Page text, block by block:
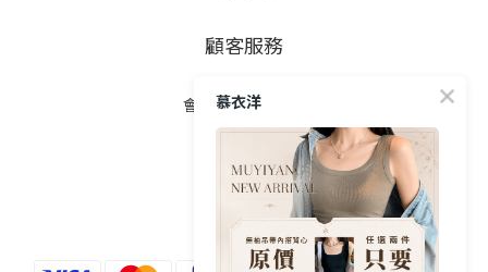
顧客服務
會員制度與購物金
隱私權政策
條款與細則
自助退貨教學
慕衣洋